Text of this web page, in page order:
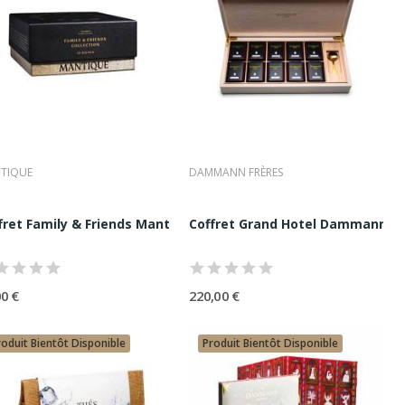
de découvrir les différentes familles de thé.
Frères |...
Family & Friends Mantique | Assortiment...
€
DAMMANN FRÈRES
Coffret Grand Hotel Dammann
220,00 €
Bientôt Disponible Produit Bientôt Disponible